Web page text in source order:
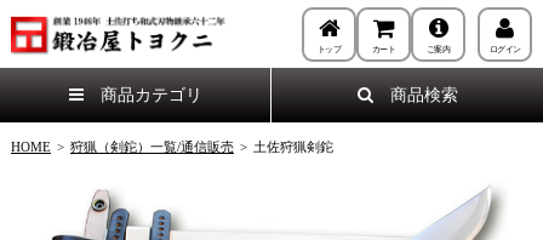
トップ カート ご案内 ログイン
商品カテゴリ 商品検索
HOME > 狩猟（剣鉈）一覧/通信販売 > 土佐狩猟剣鉈